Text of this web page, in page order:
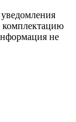
уведомления
комплектацию
не